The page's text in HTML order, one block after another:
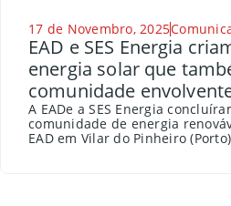
17 de Novembro, 2025
EAD e SES Energia
energia solar que
comunidade
A EADe a SES Energia
comunidade de energia
EAD em Vilar do Pinheiro